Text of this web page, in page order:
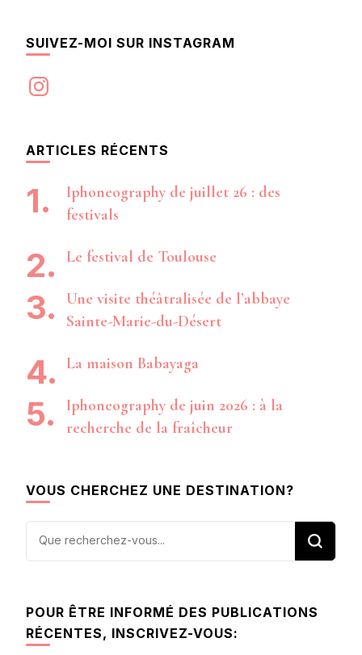
SUIVEZ-MOI SUR INSTAGRAM
Instagram
ARTICLES RÉCENTS
Iphoneography de juillet 26 : des
festivals
Le festival de Toulouse
Une visite théâtralisée de l’abbaye
Sainte-Marie-du-Désert
La maison Babayaga
Iphoneography de juin 2026 : à la
recherche de la fraîcheur
VOUS CHERCHEZ UNE DESTINATION?
Vous
POUR ÊTRE INFORMÉ DES PUBLICATIONS
RÉCENTES, INSCRIVEZ-VOUS: